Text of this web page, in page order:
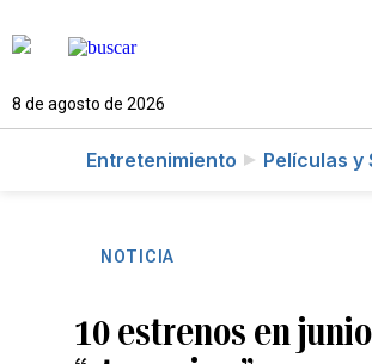
8 de agosto de 2026
Entretenimiento Películas y
NOTICIA
10 estrenos en